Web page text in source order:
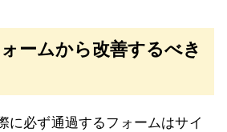
ームから改善するべき
に必ず通過するフォームはサイ